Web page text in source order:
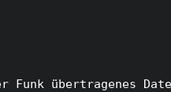
übertragenes